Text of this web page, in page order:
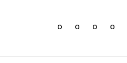
0 0 0 0